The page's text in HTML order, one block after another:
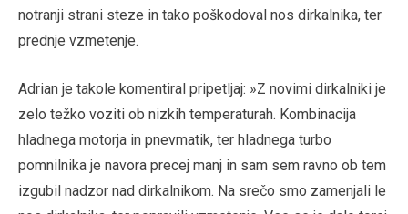
notranji strani steze in tako poškodoval nos dirkalnika, ter
prednje vzmetenje.
Adrian je takole komentiral pripetljaj: »Z novimi dirkalniki je
zelo težko voziti ob nizkih temperaturah. Kombinacija
hladnega motorja in pnevmatik, ter hladnega turbo
pomnilnika je navora precej manj in sam sem ravno ob tem
izgubil nadzor nad dirkalnikom. Na srečo smo zamenjali le